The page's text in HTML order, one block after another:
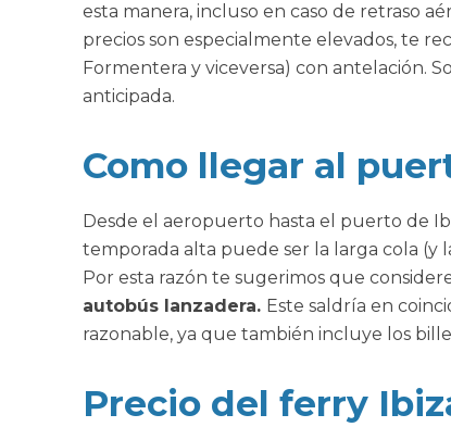
esta manera, incluso en caso de retraso
precios son especialmente elevados, te
Formentera y viceversa) con antelación.
anticipada.
Como llegar al
Desde el aeropuerto hasta el puerto de
temporada alta puede ser la larga cola (y
Por esta razón te sugerimos que
autobús lanzadera. Este saldría en
razonable, ya que también incluye los
Precio del ferry